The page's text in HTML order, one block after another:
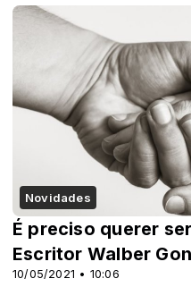
Novidades
10/05/2021 • 10:06
É preciso querer
Escritor Walber